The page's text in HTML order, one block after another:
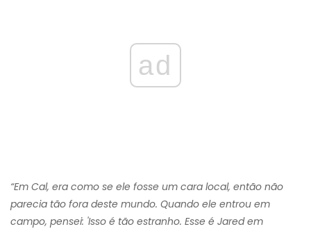
ad
“Em Cal, era como se ele fosse um cara local, então não
parecia tão fora deste mundo. Quando ele entrou em
campo, pensei: 'Isso é tão estranho. Esse é Jared em